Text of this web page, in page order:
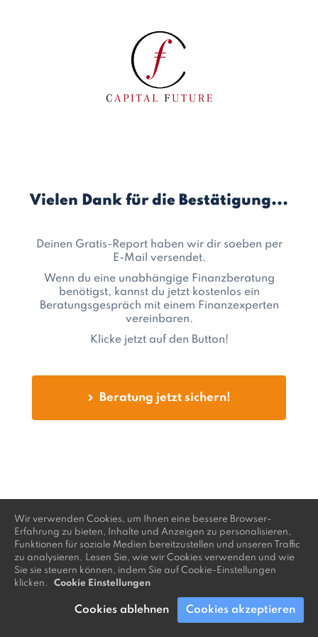
Vielen Dank für die Bestätigung...
Deinen Gratis-Report haben wir dir soeben per
E-Mail versendet.
Wenn du eine unabhängige Finanzberatung
benötigst, kannst du jetzt kostenlos ein
Beratungsgespräch mit einem Finanzexperten
vereinbaren.
Klicke jetzt auf den Button!
Beratung jetzt sichern!
Wir verwenden Cookies, um Ihnen eine bessere Browser-
Erfahrung zu bieten, Inhalte und Anzeigen zu personalisieren,
Funktionen für soziale Medien bereitzustellen und unseren Traffic
zu analysieren. Lesen Sie, wie wir Cookies verwenden und wie
Sie sie steuern können, indem Sie auf Cookie-Einstellungen
klicken.
Cookie Einstellungen
Cookies ablehnen Cookies akzeptieren